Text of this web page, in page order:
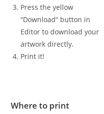
Press the yellow
“Download” button in
Editor to download your
artwork directly.
Print it!
Where to print